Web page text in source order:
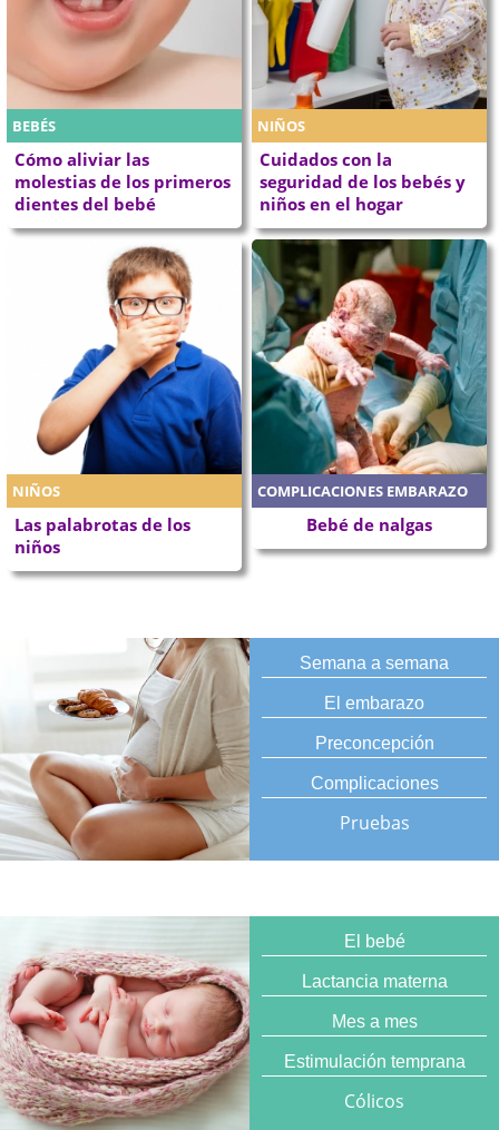
BEBÉS
Cómo aliviar las
molestias de los primeros
dientes del bebé
NIÑOS
Cuidados con la
seguridad de los bebés y
niños en el hogar
NIÑOS
Las palabrotas de los
niños
COMPLICACIONES EMBARAZO
Bebé de nalgas
Semana a semana
El embarazo
Preconcepción
Complicaciones
Pruebas
El bebé
Lactancia materna
Mes a mes
Estimulación temprana
Cólicos